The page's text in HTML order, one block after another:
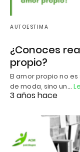
AUTOESTIMA
¿Conoces
propio?
El amor propio no
de moda, sino un…
3 años hace